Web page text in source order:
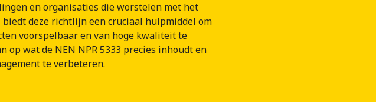
en organisaties die worstelen met het
deze richtlijn een cruciaal hulpmiddel om
voorspelbaar en van hoge kwaliteit te
op wat de NEN NPR 5333 precies inhoudt en
te verbeteren.